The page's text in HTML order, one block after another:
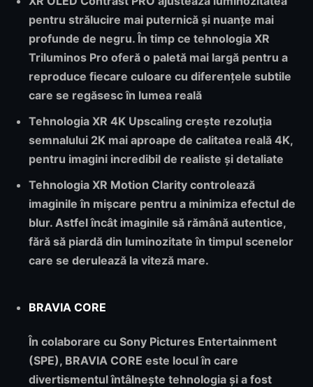
pentru strălucire mai puternică și nuanțe mai
profunde de negru. În timp ce tehnologia XR
Triluminos Pro oferă o paletă mai largă pentru a
reproduce fiecare culoare cu diferențele subtile
care se regăsesc în lumea reală
Tehnologia XR 4K Upscaling crește rezoluția
semnalului 2K mai aproape de calitatea reală 4K,
pentru imagini incredibil de realiste și detaliate
Tehnologia XR Motion Clarity controlează
imaginile în mișcare pentru a minimiza efectul de
blur. Astfel încât imaginile să rămână autentice,
fără să piardă din luminozitate în timpul scenelor
care se derulează la viteză mare.
BRAVIA CORE
În colaborare cu Sony Pictures Entertainment
(SPE), BRAVIA CORE este locul în care
divertismentul întâlnește tehnologia și a fost